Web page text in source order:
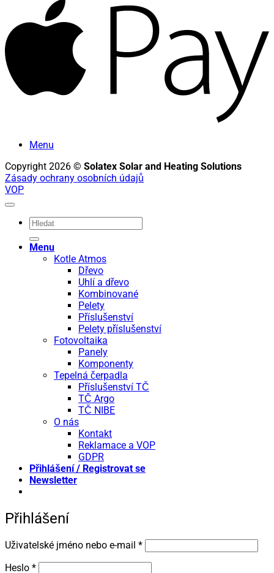
Menu
Copyright 2026 © Solatex Solar and Heating Solutions
Zásady ochrany osobních údajů
VOP
Hledat:
Menu
Kotle Atmos
Dřevo
Uhlí a dřevo
Kombinované
Pelety
Příslušenství
Pelety příslušenství
Fotovoltaika
Panely
Komponenty
Tepelná čerpadla
Příslušenství TČ
TČ Argo
TČ NIBE
O nás
Kontakt
Reklamace a VOP
GDPR
Přihlášení / Registrovat se
Newsletter
Přihlášení
Uživatelské jméno nebo e-mail *Povinné
Heslo *Povinné